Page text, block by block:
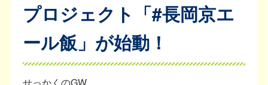
プロジェクト「#長岡京エ
ール飯」が始動！